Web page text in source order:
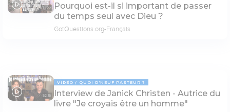
03:22
Pourquoi est-il si important de passer
du temps seul avec Dieu ?
GotQuestions.org-Français
52:16
VIDÉO QUOI D'NEUF PASTEUR ?
Interview de Janick Christen - Autrice du
livre "Je croyais être un homme"